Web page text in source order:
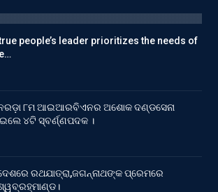
people’s leader prioritizes the needs of
୮ମ ଆଇଆରବିଏନର ଅଶୋକ ଦଣ୍ଡସେନା
୪ଟି ସ୍ବର୍ଣ୍ଣପଦକ ।
ରଥଯାତ୍ରା,ଜଗନ୍ନାଥଙ୍କ ପ୍ରେମରେ